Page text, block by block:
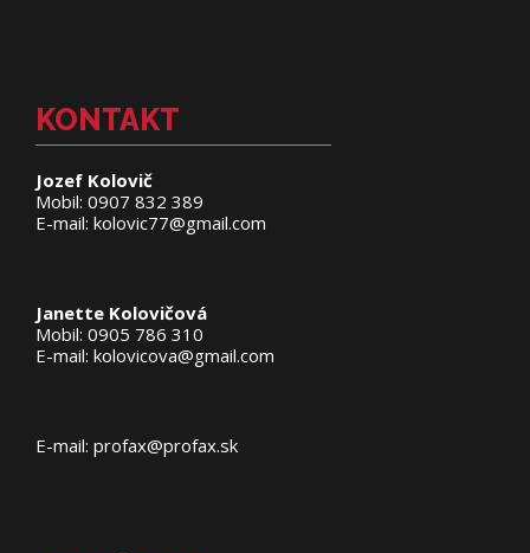
KONTAKT
Jozef Kolovič
Mobil: 0907 832 389
E-mail: kolovic77@gmail.com
Janette Kolovičová
Mobil: 0905 786 310
E-mail: kolovicova@gmail.com
E-mail: profax@profax.sk